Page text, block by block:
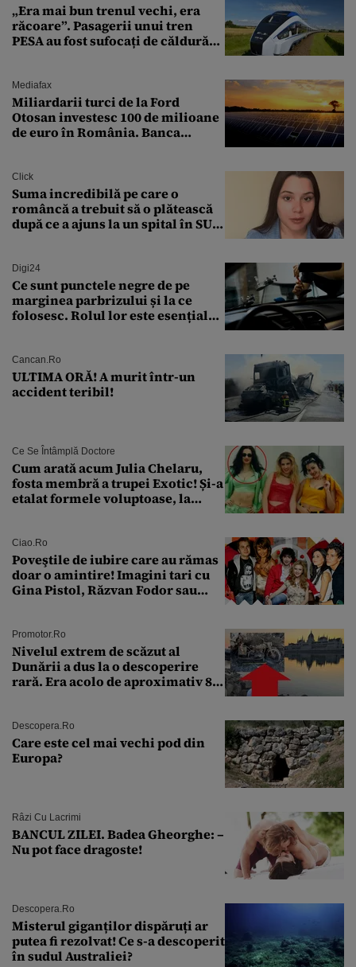
„Era mai bun trenul vechi, era
răcoare”. Pasagerii unui tren
PESA au fost sufocați de căldură
Mediafax
Miliardarii turci de la Ford
Otosan investesc 100 de milioane
de euro în România. Banca
Click
Suma incredibilă pe care o
româncă a trebuit să o plătească
după ce a ajuns la un spital în SUA:
Digi24
Ce sunt punctele negre de pe
marginea parbrizului și la ce
folosesc. Rolul lor este esențial
Cancan.ro
ULTIMA ORĂ! A murit într-un
accident teribil!
Ce Se Întâmplă Doctore
Cum arată acum Julia Chelaru,
fosta membră a trupei Exotic! Și-a
etalat formele voluptoase, la
Ciao.ro
Poveştile de iubire care au rămas
doar o amintire! Imagini tari cu
Gina Pistol, Răzvan Fodor sau
Promotor.ro
Nivelul extrem de scăzut al
Dunării a dus la o descoperire
rară. Era acolo de aproximativ 80
Descopera.ro
Care este cel mai vechi pod din
Europa?
Râzi Cu Lacrimi
BANCUL ZILEI. Badea Gheorghe: –
Nu pot face dragoste!
Descopera.ro
Misterul giganților dispăruți ar
putea fi rezolvat! Ce s-a descoperit
în sudul Australiei?